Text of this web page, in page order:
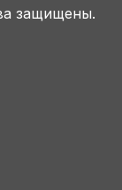
защищены.